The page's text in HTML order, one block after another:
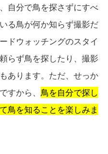
自分で鳥を探さずにすべ
る鳥が何か知らず撮影だ
ドウォッチングのスタイ
らず鳥を探したり、撮影
あります。ただ、せっか
すから、 鳥を自分で探し
鳥を知ることを楽しみま